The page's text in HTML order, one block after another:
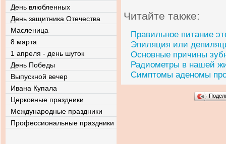
Читайте также:
Правильное питание
Эпиляция или
Основные причины
Радиометры в нашей
Симптомы аденомы
День влюбленных
День защитника Отечества
Масленица
8 марта
1 апреля - день шуток
День Победы
Выпускной вечер
Ивана Купала
Церковные праздники
Международные праздники
Профессиональные праздники